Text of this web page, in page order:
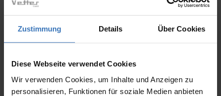
Zustimmung Details Über Cookies
Diese Webseite verwendet Cookies
Wir verwenden Cookies, um Inhalte und Anzeigen zu
personalisieren, Funktionen für soziale Medien anbieten
Das könnte Sie auch interessieren